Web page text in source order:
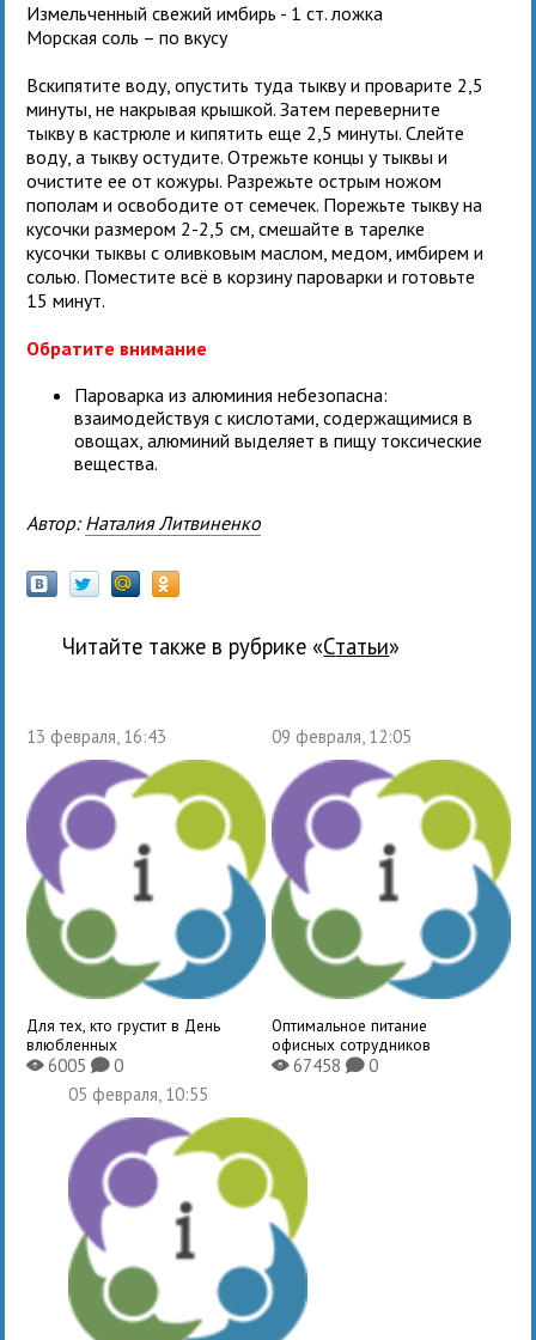
Измельченный свежий имбирь - 1 ст. ложка
Морская соль – по вкусу
Вскипятите воду, опустить туда тыкву и проварите 2,5
минуты, не накрывая крышкой. Затем переверните
тыкву в кастрюле и кипятить еще 2,5 минуты. Слейте
воду, а тыкву остудите. Отрежьте концы у тыквы и
очистите ее от кожуры. Разрежьте острым ножом
пополам и освободите от семечек. Порежьте тыкву на
кусочки размером 2-2,5 см, смешайте в тарелке
кусочки тыквы с оливковым маслом, медом, имбирем и
солью. Поместите всё в корзину пароварки и готовьте
15 минут.
Обратите внимание
Пароварка из алюминия небезопасна:
взаимодействуя с кислотами, содержащимися в
овощах, алюминий выделяет в пищу токсические
вещества.
Автор: Наталия Литвиненко
Читайте также в рубрике « Статьи»
13 февраля, 16:43
Для тех, кто грустит в День
влюбленных
X6005K0
09 февраля, 12:05
Оптимальное питание
офисных сотрудников
X67458 K0
05 февраля, 10:55